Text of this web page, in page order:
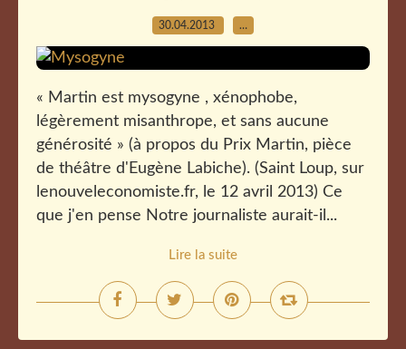
30.04.2013 …
« Martin est mysogyne , xénophobe,
légèrement misanthrope, et sans aucune
générosité » (à propos du Prix Martin, pièce
de théâtre d'Eugène Labiche). (Saint Loup, sur
lenouveleconomiste.fr, le 12 avril 2013) Ce
que j'en pense Notre journaliste aurait-il...
Lire la suite